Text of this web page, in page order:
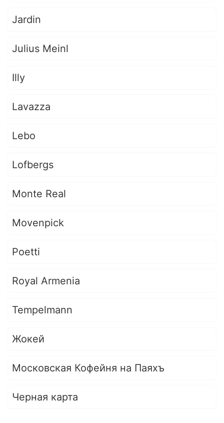
Jardin
Julius Meinl
Illy
Lavazza
Lebo
Lofbergs
Monte Real
Movenpick
Poetti
Royal Armenia
Tempelmann
Жокей
Московская Кофейня на Паяхъ
Черная карта